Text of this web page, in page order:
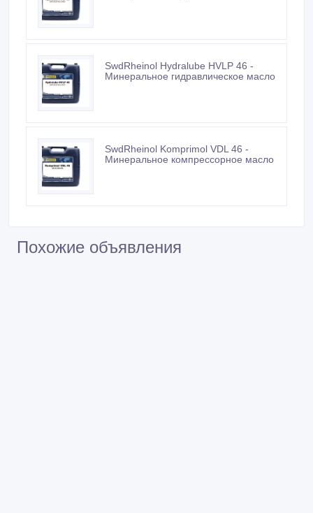
SwdRheinol Hydralube HVLP 46 -
Минеральное гидравлическое масло
SwdRheinol Komprimol VDL 46 -
Минеральное компрессорное масло
Похожие объявления